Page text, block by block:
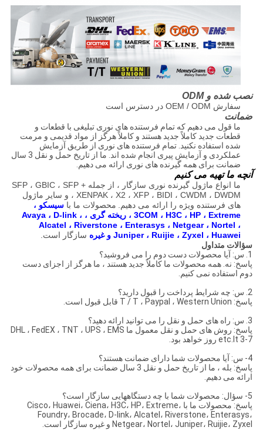
نصب شده و ODM
سفارش OEM / ODM در دسترس است
ضمانت
ما قول می دهیم که تمام فرستنده های نوری تبلیغی با قطعات و
قطعات جدید کاملاً جدید هستند و کاملاً هرگز از مواد قدیمی و مرمت
شده استفاده نکنید. تمام فرستنده های نوری از طریق آزمایش
عملکردی و آزمایش پیری انجام شده اند.
ما از تاریخ حمل و نقل 3 سال
ضمانت برای همه گیرنده های نوری ارائه می دهیم.
آنچه ما تهیه می کنیم
ما انواع ماژول گیرنده نوری سازگار ، از جمله SFP ، GBIC ، SFP +
، XENPAK ، X2 ، XFP ، BIDI ، CWDM ، DWDM و سایر ماژول
های فرستنده ویژه را ارائه می دهیم.
محصولات ما با سیسکو ،
3COM ، H3C ، HP ، Extreme ، ریخته گری ، Avaya ، D-link ،
Alcatel ، Riverstone ، Enterasys ، Netgear ، Nortel ،
Juniper ، Ruijie ، Zyxel ، Huawei و غیره
سازگار است.
سؤالات متداول
1. س: آیا محصولات دست دوم را می فروشید؟
پاسخ: نه. همه محصولات ما کاملاً جدید هستند ، ما هرگز از اجزای دست
دوم استفاده نمی کنیم.
2. س: چه شرایط پرداخت را قبول دارید؟
پاسخ: T / T ، Paypal ، Western Union قابل قبول است.
3. س: راه های حمل و نقل را می توانید ارائه دهید؟
پاسخ: روش های حمل و نقل معمول ما DHL ، FedEX ، TNT ، UPS ، EMS
etc.It 3-7 روز خواهد بود.
4- س: آیا محصولات شما دارای ضمانت هستند؟
پاسخ: بله ، ما از تاریخ حمل و نقل 3 سال ضمانت برای همه محصولات خود
ارائه می دهیم.
5- سؤال: محصولات شما با چه دستگاههایی سازگار است؟
پاسخ: محصولات ما با Cisco، Huawei، Ciena، H3C، HP، Extreme،
Foundry، Brocade، D-link، Alcatel، Riverstone، Enterasys،
Netgear، Nortel، Juniper، Ruijie، Zyxel و غیره سازگار است.